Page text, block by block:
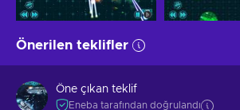
Önerilen teklifler
Öne çıkan teklif
Eneba tarafından doğrulandı